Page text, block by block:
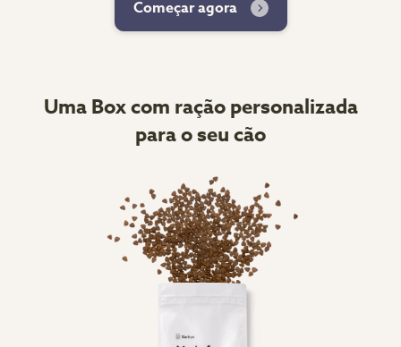
Começar agora
Uma Box com ração personalizada
para o seu cão